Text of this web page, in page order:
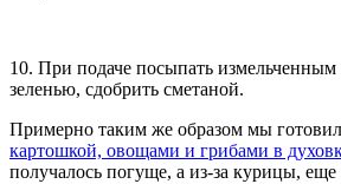
10. При подаче посыпать
зеленью, сдобрить сметаной.
Примерно таким же образом мы
картошкой, овощами и грибами в
получалось погуще, а из-за курицы,